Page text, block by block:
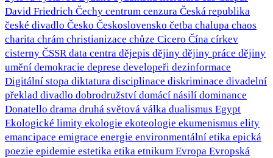
David Friedrich Čechy centrum cenzura Česká republika
české divadlo Česko Československo četba chalupa chaos
charita chrám christianizace chůze Cicero Čína církev
cisterny ČSSRdata centra dějepis dějiny dějiny práce dějiny
umění demokracie deprese developeři dezinformace
Digitální stopa diktatura disciplinace diskriminace divadelní
překlad divadlo dobrodružství domácí násilí dominance
Donatello drama druhá světová válka dualismus Egypt
Ekologické limity ekologie ekoteologie ekumenismus elity
emancipace emigrace energie environmentální etika epická
poezie epidemie estetika etika etnikum Evropa Evropská